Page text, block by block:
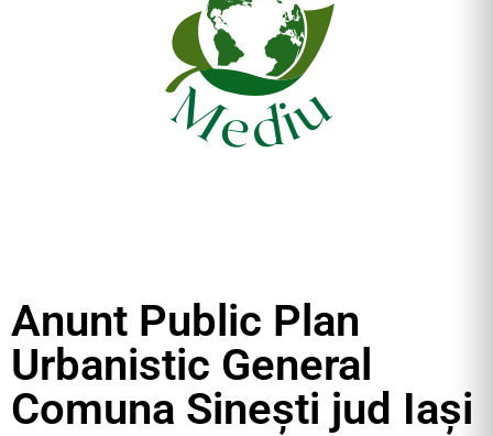
Anunt Public Plan
Urbanistic General
Comuna Sinești jud Iași